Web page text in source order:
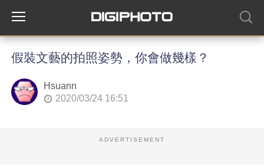
假裝文藝的拍照姿勢，你會做幾樣？
Hsuann
2020/03/24 16:51
ADVERTISEMENT